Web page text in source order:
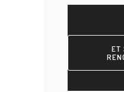
ET